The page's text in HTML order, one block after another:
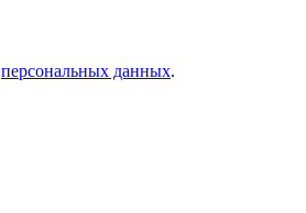
персональных данных.